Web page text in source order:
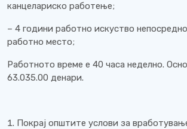
канцелариско работење;
– 4 години работно искуство
работно место;
Работното време е 40 часа неделно.
63.035.00 денари.
Покрај општите услови за